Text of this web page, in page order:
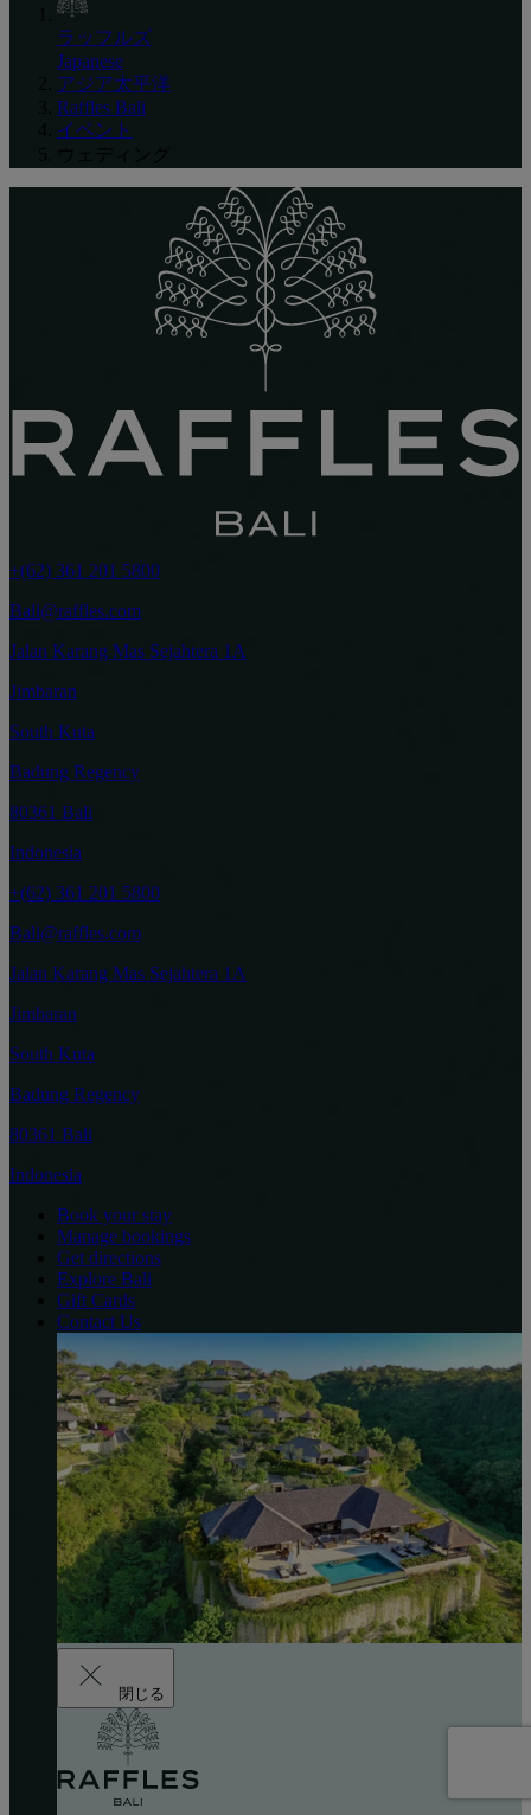
ラッフルズ
Japanese
アジア太平洋
Raffles Bali
イベント
+(62) 361 201 5800
Bali@raffles.com
Jalan Karang Mas Sejahtera 1A
Jimbaran
South Kuta
Badung Regency
80361 Bali
Indonesia
+(62) 361 201 5800
Bali@raffles.com
Jalan Karang Mas Sejahtera 1A
Jimbaran
South Kuta
Badung Regency
80361 Bali
Indonesia
Book your stay
Manage bookings
Get directions
Explore Bali
Gift Cards
Contact Us
閉じる